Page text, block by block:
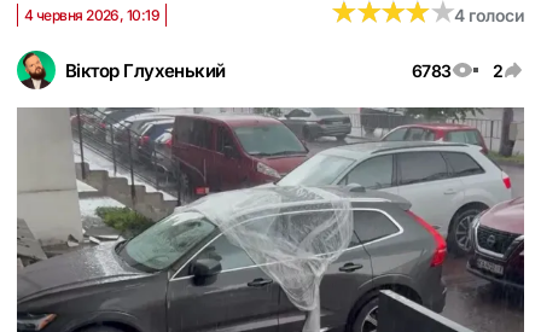
Віктор Глухенький 6783 2
4 червня 2026, 10:19 ★★★★★
★★★★★4 голоси